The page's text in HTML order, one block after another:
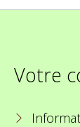
Votre